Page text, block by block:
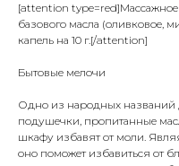
[attention type=red]Массажное
базового масла (оливковое,
капель на 10 г.[/attention]
Бытовые мелочи
Одно из народных
подушечки, пропитанные
шкафу избавят от моли.
оно поможет избавиться от